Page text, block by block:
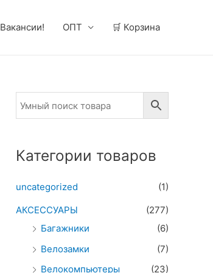
Вакансии! ОПТ 🛒 Корзина
Категории товаров
uncategorized
(1)
АКСЕССУАРЫ
(277)
Багажники
(6)
Велозамки
(7)
Велокомпьютеры
(23)